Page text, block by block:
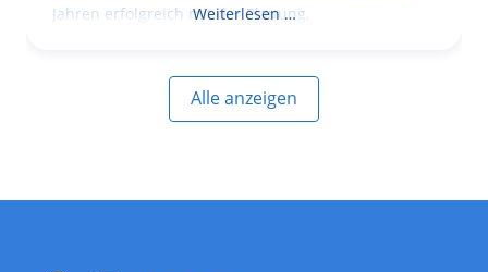
Jahren erfolgreich mit der Planung,
Weiterlesen …
Alle anzeigen